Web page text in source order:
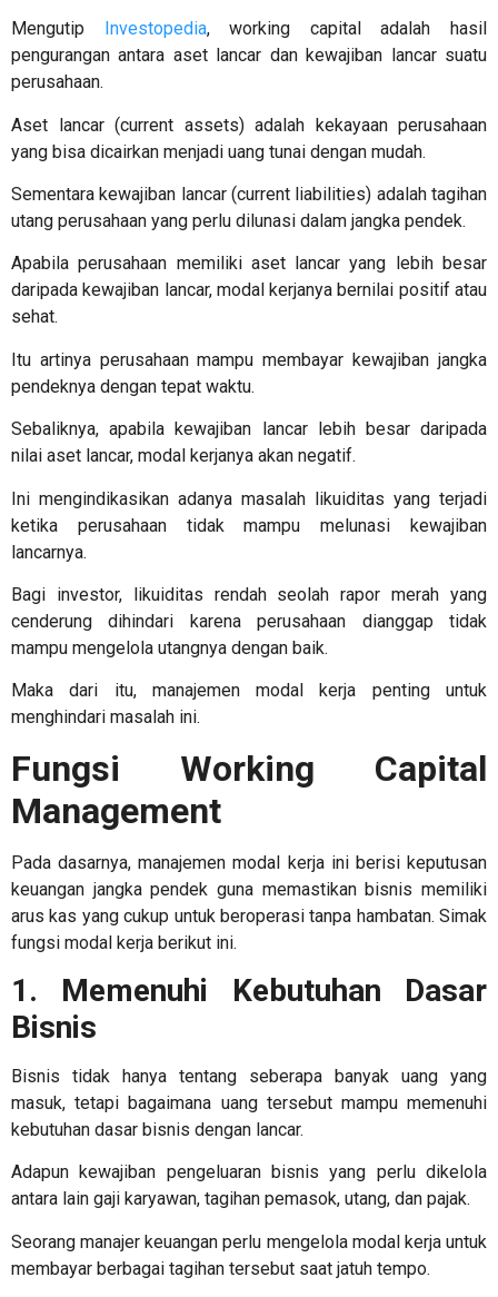
Mengutip Investopedia,working capital adalah hasil
pengurangan antara aset lancar dan kewajiban lancar suatu
perusahaan.
Aset lancar (current assets) adalah kekayaan perusahaan
yang bisa dicairkan menjadi uang tunai dengan mudah.
Sementara kewajiban lancar (current liabilities) adalah tagihan
utang perusahaan yang perlu dilunasi dalam jangka pendek.
Apabila perusahaan memiliki aset lancar yang lebih besar
daripada kewajiban lancar, modal kerjanya bernilai positif atau
sehat.
Itu artinya perusahaan mampu membayar kewajiban jangka
pendeknya dengan tepat waktu.
Sebaliknya, apabila kewajiban lancar lebih besar daripada
nilai aset lancar, modal kerjanya akan negatif.
Ini mengindikasikan adanya masalah likuiditas yang terjadi
ketika perusahaan tidak mampu melunasi kewajiban
lancarnya.
Bagi investor, likuiditas rendah seolah rapor merah yang
cenderung dihindari karena perusahaan dianggap tidak
mampu mengelola utangnya dengan baik.
Maka dari itu, manajemen modal kerja penting untuk
menghindari masalah ini.
Fungsi Working Capital
Management
Pada dasarnya, manajemen modal kerja ini berisi keputusan
keuangan jangka pendek guna memastikan bisnis memiliki
arus kas yang cukup untuk beroperasi tanpa hambatan. Simak
fungsi modal kerja berikut ini.
1. Memenuhi Kebutuhan Dasar
Bisnis
Bisnis tidak hanya tentang seberapa banyak uang yang
masuk, tetapi bagaimana uang tersebut mampu memenuhi
kebutuhan dasar bisnis dengan lancar.
Adapun kewajiban pengeluaran bisnis yang perlu dikelola
antara lain gaji karyawan, tagihan pemasok, utang, dan pajak.
Seorang manajer keuangan perlu mengelola modal kerja untuk
membayar berbagai tagihan tersebut saat jatuh tempo.